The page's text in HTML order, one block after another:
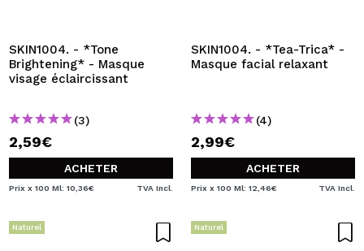
SKIN1004. - *Tone
Brightening* - Masque
visage éclaircissant
(3)
2,59€
ACHETER
Prix x 100 Ml: 10,36€ TVA Incl.
SKIN1004. - *Tea-Trica* -
Masque facial relaxant
(4)
2,99€
ACHETER
Prix x 100 Ml: 12,46€ TVA Incl.
Naturel Naturel